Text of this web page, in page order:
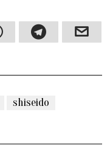
shiseido